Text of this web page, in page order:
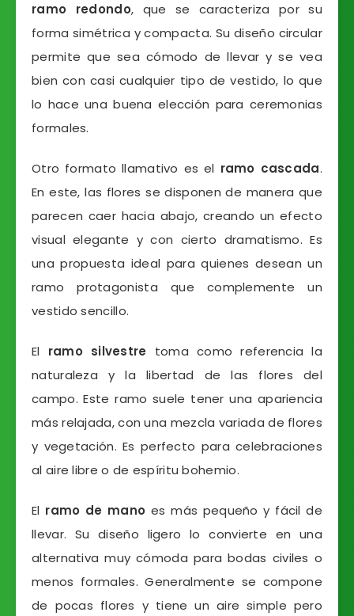
ramo redondo, que se caracteriza por su
forma simétrica y compacta. Su diseño circular
permite que sea cómodo de llevar y se vea
bien con casi cualquier tipo de vestido, lo que
lo hace una buena elección para ceremonias
formales.
Otro formato llamativo es el ramo cascada.
En este, las flores se disponen de manera que
parecen caer hacia abajo, creando un efecto
visual elegante y con cierto dramatismo. Es
una propuesta ideal para quienes desean un
ramo protagonista que complemente un
vestido sencillo.
El ramo silvestre toma como referencia la
naturaleza y la libertad de las flores del
campo. Este ramo suele tener una apariencia
más relajada, con una mezcla variada de flores
y vegetación. Es perfecto para celebraciones
al aire libre o de espíritu bohemio.
El ramo de mano es más pequeño y fácil de
llevar. Su diseño ligero lo convierte en una
alternativa muy cómoda para bodas civiles o
menos formales. Generalmente se compone
de pocas flores y tiene un aire simple pero